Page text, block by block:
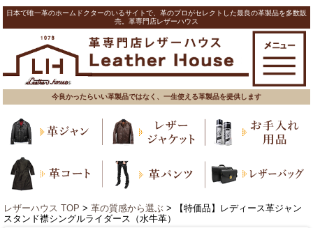
日本で唯一革のホームドクターのいるサイトで、革のプロがセレクトした最良の革製品を多数販
売。革専門店レザーハウス
今良かったらいい革製品ではなく、一生使える革製品を提供します
レザーハウス TOP > 革の質感から選ぶ > 【特価品】レディース革ジャン
スタンド襟シングルライダース（水牛革）